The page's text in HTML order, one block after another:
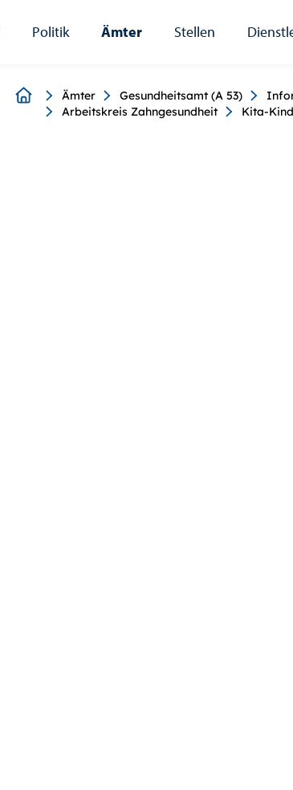
Politik Ämter Stellen
Breadcrumb
Ämter Gesundheitsamt (A 53)
Arbeitskreis Zahngesundheit
Kita-